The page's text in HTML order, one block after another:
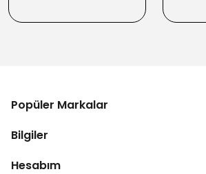
Popüler Markalar
Bilgiler
Hesabım